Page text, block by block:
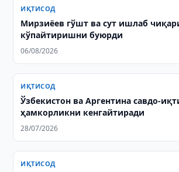
ИҚТИСОД
Мирзиёев гўшт ва сут ишлаб
кўпайтиришни буюрди
06/08/2026
ИҚТИСОД
Ўзбекистон ва Аргентина савдо-
ҳамкорликни кенгайтиради
28/07/2026
ИҚТИСОД